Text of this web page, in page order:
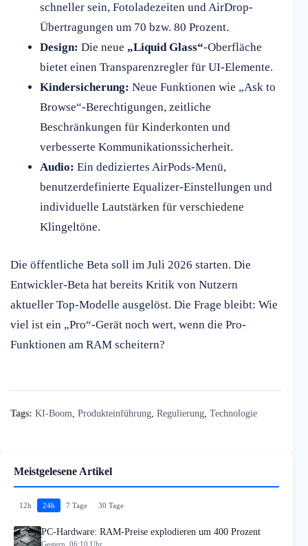
schneller sein, Fotoladezeiten und AirDrop-
Übertragungen um 70 bzw. 80 Prozent.
Design: Die neue „Liquid Glass“-Oberfläche
bietet einen Transparenzregler für UI-Elemente.
Kindersicherung: Neue Funktionen wie „Ask to
Browse“-Berechtigungen, zeitliche
Beschränkungen für Kinderkonten und
verbesserte Kommunikationssicherheit.
Audio: Ein dediziertes AirPods-Menü,
benutzerdefinierte Equalizer-Einstellungen und
individuelle Lautstärken für verschiedene
Klingeltöne.
Die öffentliche Beta soll im Juli 2026 starten. Die
Entwickler-Beta hat bereits Kritik von Nutzern
aktueller Top-Modelle ausgelöst. Die Frage bleibt: Wie
viel ist ein „Pro“-Gerät noch wert, wenn die Pro-
Funktionen am RAM scheitern?
Tags: KI-Boom Produkteinführung Regulierung Technologie
Meistgelesene Artikel
12h 24h 7 Tage 30 Tage
PC-Hardware: RAM-Preise explodieren um 400 Prozent
Gestern, 06:10 Uhr